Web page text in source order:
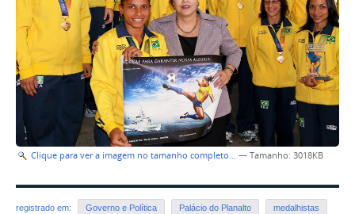
Clique para ver a imagem no tamanho completo… — Tamanho: 3018KB
registrado em: Governo e Política Palácio do Planalto medalhistas